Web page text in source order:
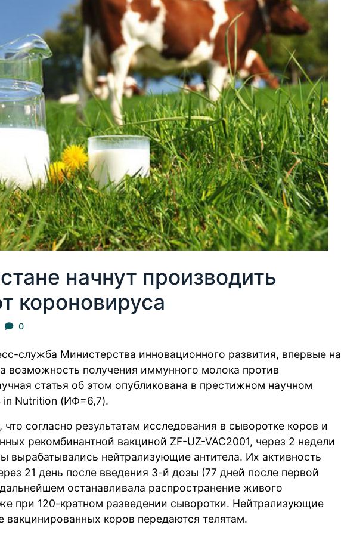
начнут производить
короновируса
0
служба Министерства инновационного развития, впервые на
возможность получения иммунного молока против
статья об этом опубликована в престижном научном
in Nutrition (ИФ=6,7).
что согласно результатам исследования в сыворотке коров и
рекомбинантной вакциной ZF-UZ-VAC2001, через 2 недели
вырабатывались нейтрализующие антитела. Их активность
21 день после введения 3-й дозы (77 дней после первой
останавливала распространение живого
при 120-кратном разведении сыворотки. Нейтрализующие
вакцинированных коров передаются телятам.